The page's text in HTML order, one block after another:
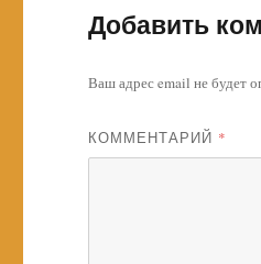
Добавить
Ваш адрес email не будет
КОММЕНТАРИЙ *